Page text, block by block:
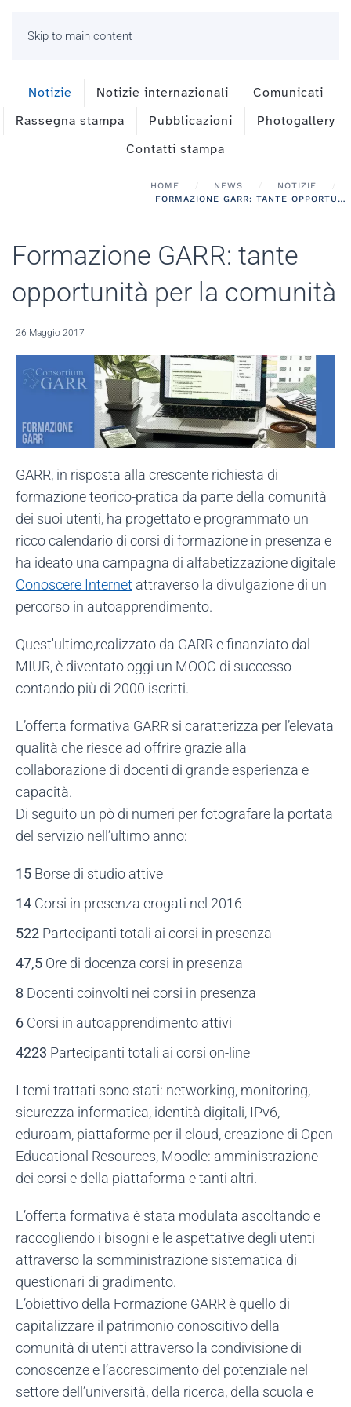
Skip to main content
Notizie Notizie internazionali
Comunicati
Rassegna stampa
Pubblicazioni
Photogallery
Contatti stampa
HOME NEWS
NOTIZIE
FORMAZIONE GARR: TANTE OPPORTUNITÀ PER LA COMUNITÀ
Formazione GARR: tante
opportunità per la comunità
26 Maggio 2017
GARR, in risposta alla crescente richiesta di
formazione teorico-pratica da parte della comunità
dei suoi utenti, ha progettato e programmato un
ricco calendario di corsi di formazione in presenza e
ha ideato una campagna di alfabetizzazione digitale
Conoscere Internet attraverso la divulgazione di un
percorso in autoapprendimento.
Quest'ultimo,realizzato da GARR e finanziato dal
MIUR, è diventato oggi un MOOC di successo
contando più di 2000 iscritti.
L’offerta formativa GARR si caratterizza per l’elevata
qualità che riesce ad offrire grazie alla
collaborazione di docenti di grande esperienza e
capacità.
Di seguito un pò di numeri per fotografare la portata
del servizio nell’ultimo anno:
15 Borse di studio attive
14 Corsi in presenza erogati nel 2016
522 Partecipanti totali ai corsi in presenza
47,5 Ore di docenza corsi in presenza
8 Docenti coinvolti nei corsi in presenza
6 Corsi in autoapprendimento attivi
4223 Partecipanti totali ai corsi on-line
I temi trattati sono stati: networking, monitoring,
sicurezza informatica, identità digitali, IPv6,
eduroam, piattaforme per il cloud, creazione di Open
Educational Resources, Moodle: amministrazione
dei corsi e della piattaforma e tanti altri.
L’offerta formativa è stata modulata ascoltando e
raccogliendo i bisogni e le aspettative degli utenti
attraverso la somministrazione sistematica di
questionari di gradimento.
L’obiettivo della Formazione GARR è quello di
capitalizzare il patrimonio conoscitivo della
comunità di utenti attraverso la condivisione di
conoscenze e l’accrescimento del potenziale nel
settore dell’università, della ricerca, della scuola e